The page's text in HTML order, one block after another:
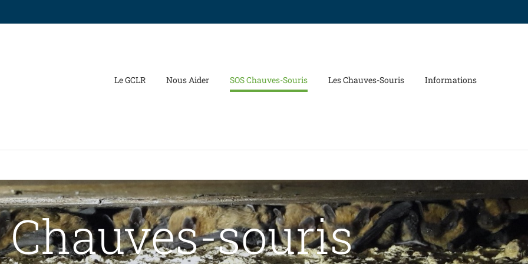
Le GCLR Nous Aider SOS Chauves-Souris Les Chauves-Souris Informations
Chauves-souris